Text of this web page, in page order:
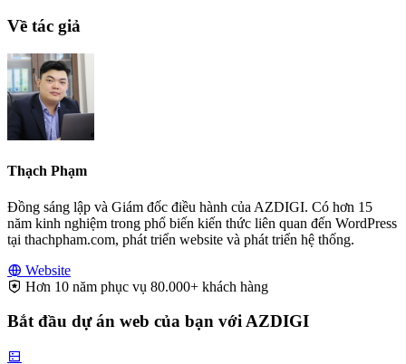
Về tác giả
Thạch Phạm
Đồng sáng lập và Giám đốc điều hành của AZDIGI. Có hơn 15
năm kinh nghiệm trong phổ biến kiến thức liên quan đến WordPress
tại thachpham.com, phát triển website và phát triển hệ thống.
Website
Hơn 10 năm phục vụ 80.000+ khách hàng
Bắt đầu dự án web của bạn với AZDIGI